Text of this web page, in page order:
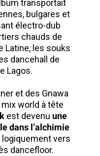
transportait
bulgares et
électro-dub
chauds de
Latine, les souks
dancehall de
Lagos.
et des Gnawa
mix world à tête
est devenu une
dans l’alchimie
vers
dancefloor.